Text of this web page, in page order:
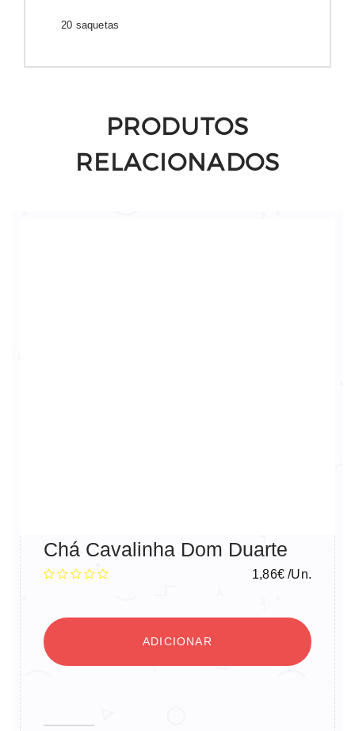
20 saquetas
PRODUTOS
RELACIONADOS
Chá Cavalinha Dom Duarte
1,86€ /Un.
ADICIONAR